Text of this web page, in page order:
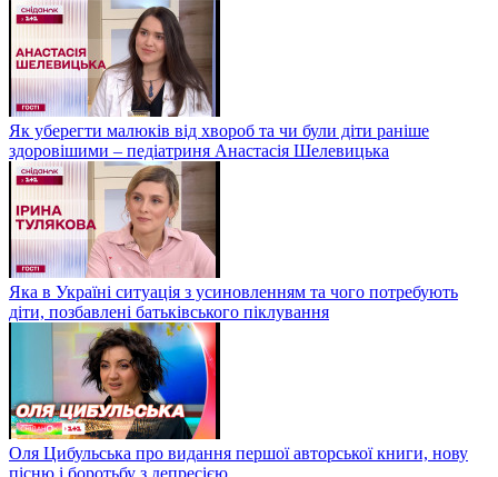
Як уберегти малюків від хвороб та чи були діти раніше
здоровішими – педіатриня Анастасія Шелевицька
Яка в Україні ситуація з усиновленням та чого потребують
діти, позбавлені батьківського піклування
Оля Цибульська про видання першої авторської книги, нову
пісню і боротьбу з депресією